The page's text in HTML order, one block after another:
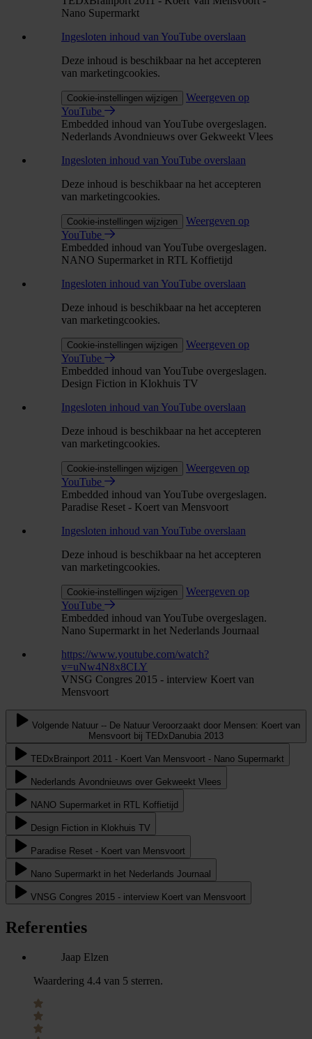
Nano Supermarkt
Ingesloten inhoud van YouTube overslaan
Deze inhoud is beschikbaar na het accepteren
van marketingcookies.
Cookie-instellingen wijzigen
Weergeven op
YouTube
Embedded inhoud van YouTube overgeslagen.
Nederlands Avondnieuws over Gekweekt Vlees
Ingesloten inhoud van YouTube overslaan
Deze inhoud is beschikbaar na het accepteren
van marketingcookies.
Cookie-instellingen wijzigen
Weergeven op
YouTube
Embedded inhoud van YouTube overgeslagen.
NANO Supermarket in RTL Koffietijd
Ingesloten inhoud van YouTube overslaan
Deze inhoud is beschikbaar na het accepteren
van marketingcookies.
Cookie-instellingen wijzigen
Weergeven op
YouTube
Embedded inhoud van YouTube overgeslagen.
Design Fiction in Klokhuis TV
Ingesloten inhoud van YouTube overslaan
Deze inhoud is beschikbaar na het accepteren
van marketingcookies.
Cookie-instellingen wijzigen
Weergeven op
YouTube
Embedded inhoud van YouTube overgeslagen.
Paradise Reset - Koert van Mensvoort
Ingesloten inhoud van YouTube overslaan
Deze inhoud is beschikbaar na het accepteren
van marketingcookies.
Cookie-instellingen wijzigen
Weergeven op
YouTube
Embedded inhoud van YouTube overgeslagen.
Nano Supermarkt in het Nederlands Journaal
https://www.youtube.com/watch?
v=uNw4N8x8CLY
VNSG Congres 2015 - interview Koert van
Mensvoort
Volgende Natuur -- De Natuur Veroorzaakt door Mensen: Koert van
Mensvoort bij TEDxDanubia 2013
TEDxBrainport 2011 - Koert Van Mensvoort - Nano Supermarkt
Nederlands Avondnieuws over Gekweekt Vlees
NANO Supermarket in RTL Koffietijd
Design Fiction in Klokhuis TV
Paradise Reset - Koert van Mensvoort
Nano Supermarkt in het Nederlands Journaal
VNSG Congres 2015 - interview Koert van Mensvoort
Referenties
Jaap Elzen
Waardering 4.4 van 5 sterren.